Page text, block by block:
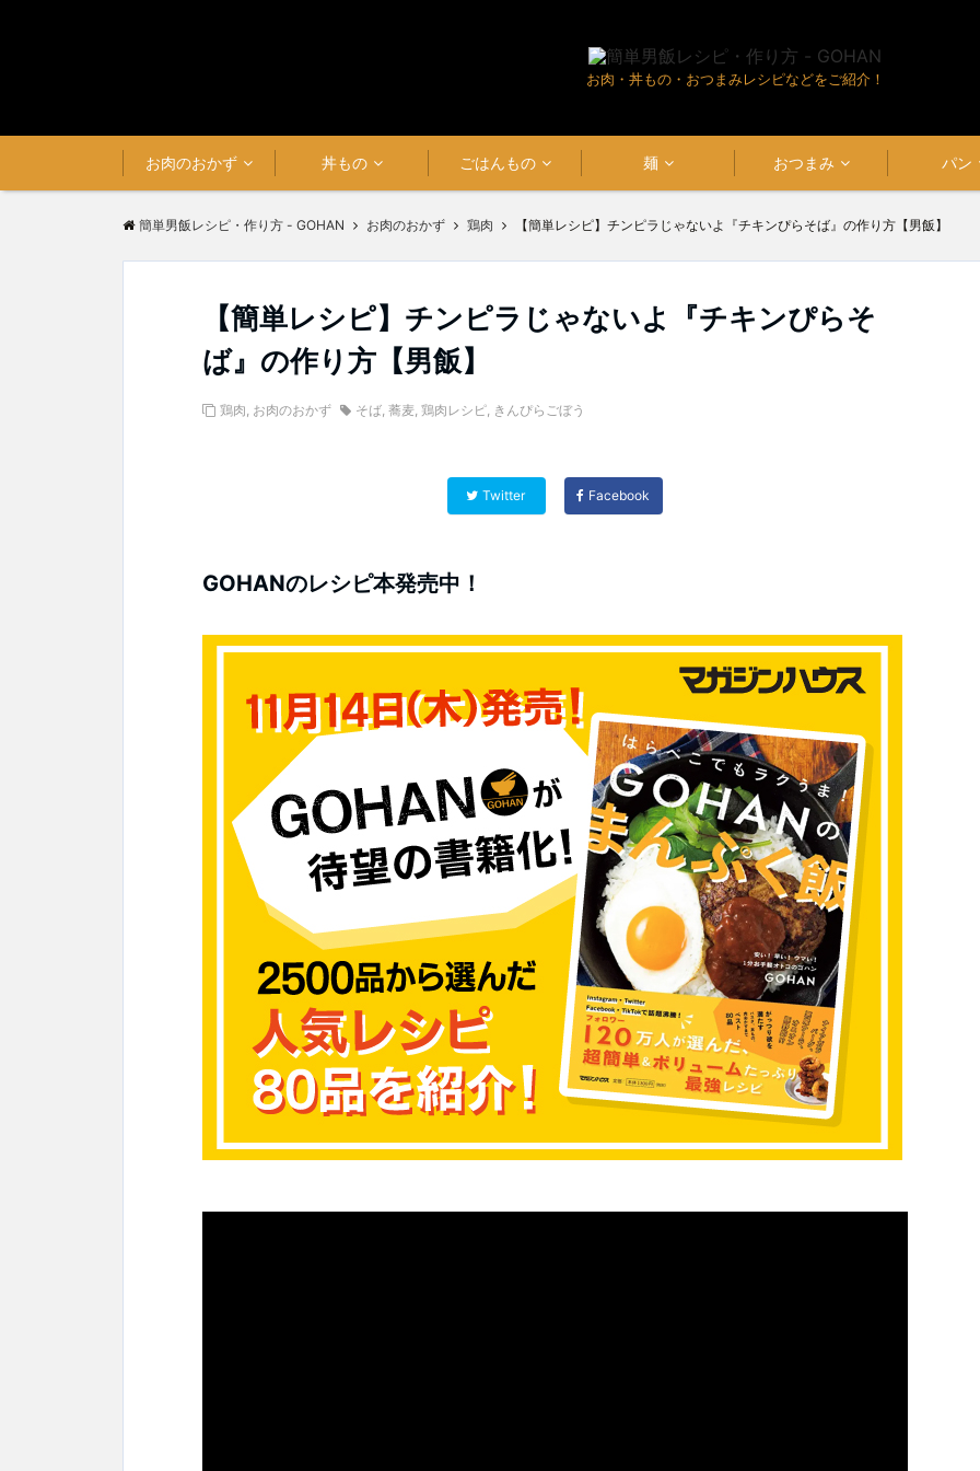
お肉・丼もの・おつまみレシピなどをご紹介！
お肉のおかず 丼もの ごはんもの 麺 おつまみ パン
簡単男飯レシピ・作り方 - GOHAN お肉のおかず 鶏肉 【簡単レシピ】チンピラじゃないよ『チキンぴらそば』の作り方【男飯】
【簡単レシピ】チンピラじゃないよ『チキンぴらそ
ば』の作り方【男飯】
鶏肉, お肉のおかず そば, 蕎麦, 鶏肉レシピ, きんぴらごぼう
Twitter Facebook
GOHANのレシピ本発売中！